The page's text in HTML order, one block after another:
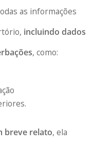
as informações
incluindo dados
, como:
breve relato, ela